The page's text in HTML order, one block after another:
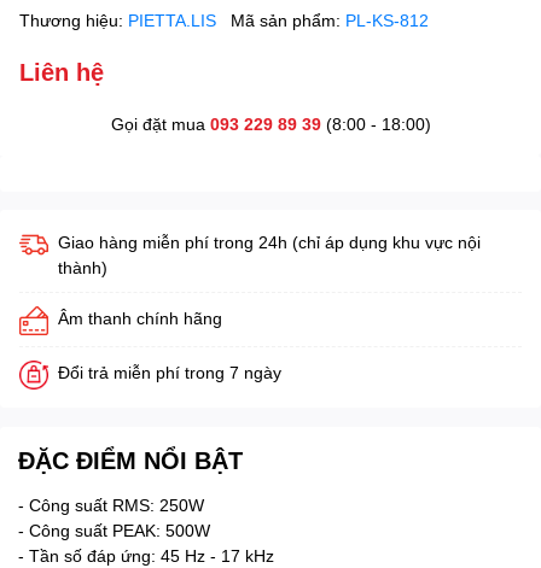
Thương hiệu: PIETTA.LIS Mã sản phẩm: PL-KS-812
Liên hệ
Gọi đặt mua 093 229 89 39(8:00 - 18:00)
Giao hàng miễn phí trong 24h (chỉ áp dụng khu vực nội
thành)
Âm thanh chính hãng
Đổi trả miễn phí trong 7 ngày
ĐẶC ĐIỂM NỔI BẬT
- Công suất RMS: 250W
- Công suất PEAK: 500W
- Tần số đáp ứng: 45 Hz - 17 kHz